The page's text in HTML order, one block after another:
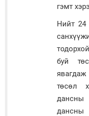
гэмт
Нийт 24
буй
төсөл
дансны
дансны